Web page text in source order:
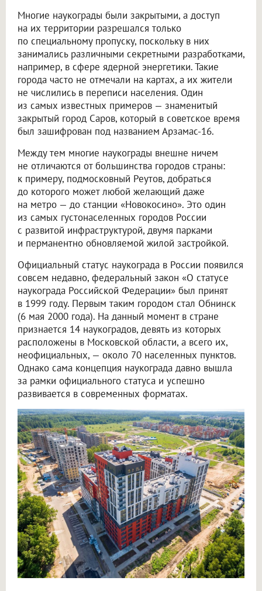
Многие наукограды были закрытыми, а доступ
на их территории разрешался только
по специальному пропуску, поскольку в них
занимались различными секретными разработками,
например, в сфере ядерной энергетики. Такие
города часто не отмечали на картах, а их жители
не числились в переписи населения. Один
из самых известных примеров — знаменитый
закрытый город Саров, который в советское время
был зашифрован под названием Арзамас-16.
Между тем многие наукограды внешне ничем
не отличаются от большинства городов страны:
к примеру, подмосковный Реутов, добраться
до которого может любой желающий даже
на метро — до станции «Новокосино». Это один
из самых густонаселенных городов России
с развитой инфраструктурой, двумя парками
и перманентно обновляемой жилой застройкой.
Официальный статус наукограда в России появился
совсем недавно, федеральный закон «О статусе
наукограда Российской Федерации» был принят
в 1999 году. Первым таким городом стал Обнинск
(6 мая 2000 года). На данный момент в стране
признается 14 наукоградов, девять из которых
расположены в Московской области, а всего их,
неофициальных, — около 70 населенных пунктов.
Однако сама концепция наукограда давно вышла
за рамки официального статуса и успешно
развивается в современных форматах.